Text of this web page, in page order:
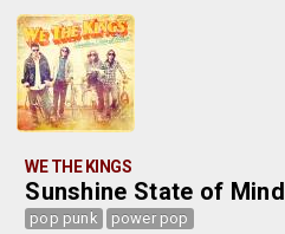
WE THE KINGS
Sunshine State of Mind
pop punk power pop